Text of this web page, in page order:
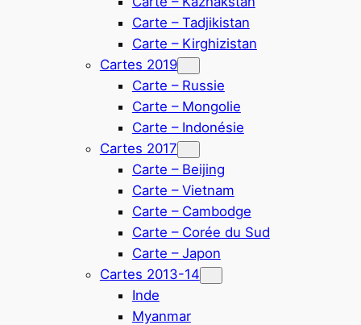
Carte – Tadjikistan
Carte – Kirghizistan
Cartes 2019
Carte – Russie
Carte – Mongolie
Carte – Indonésie
Cartes 2017
Carte – Beijing
Carte – Vietnam
Carte – Cambodge
Carte – Corée du Sud
Carte – Japon
Cartes 2013-14
Inde
Myanmar